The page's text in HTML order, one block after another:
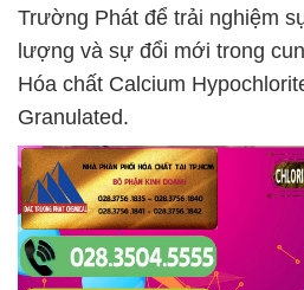
Trường Phát để trải nghiệm
lượng và sự đổi mới trong
Hóa chất Calcium
Granulated.